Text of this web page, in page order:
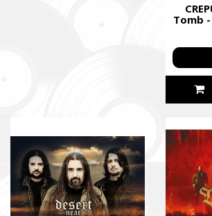
Tomb